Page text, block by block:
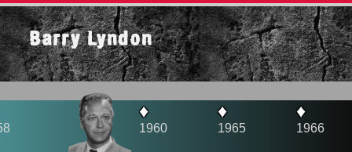
Barry Lyndon
♦
1965